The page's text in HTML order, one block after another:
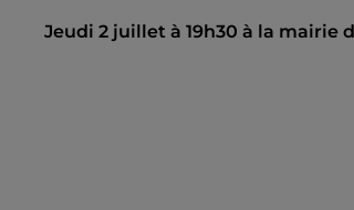
Jeudi 2 juillet à 19h30 à la mairie